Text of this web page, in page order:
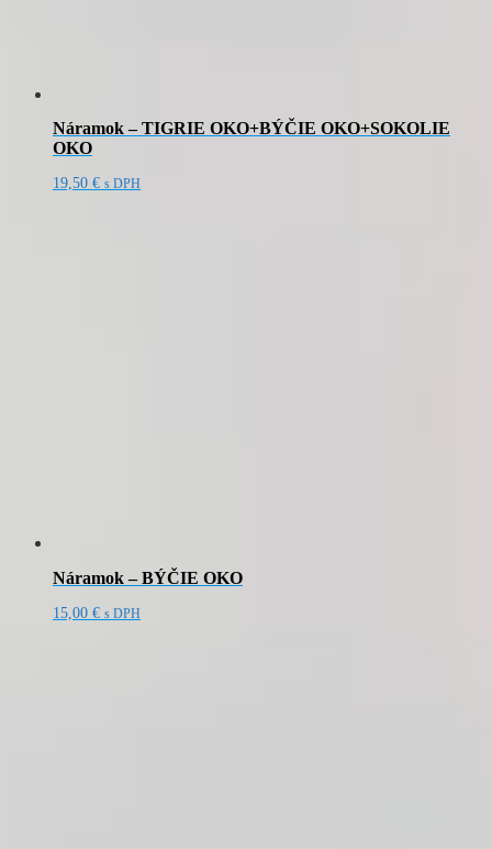
Náramok – TIGRIE OKO+BÝČIE OKO+SOKOLIE
OKO
19,50 € s DPH
Náramok – BÝČIE OKO
15,00 € s DPH